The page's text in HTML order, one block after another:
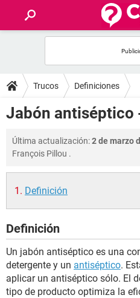
FOROS
SALUD
FAMILIA
NUTRICIÓN
SEXUALIDAD
GLOSARIO
Trucos Definiciones
Jabón antiséptico
Última actualización:2 de marzo
François Pillou .
Definición
Definición
Un jabón antiséptico es una
detergente y un antiséptico.
aplicar un antiséptico sólo. El
tipo de producto optimiza la